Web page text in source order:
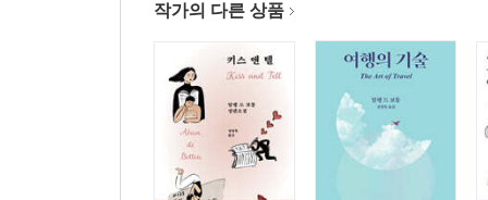
작가의 다른 상품